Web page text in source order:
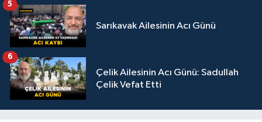
Sarıkavak Ailesinin Acı Günü
5
Çelik Ailesinin Acı Günü: Sadullah
Çelik Vefat Etti
6